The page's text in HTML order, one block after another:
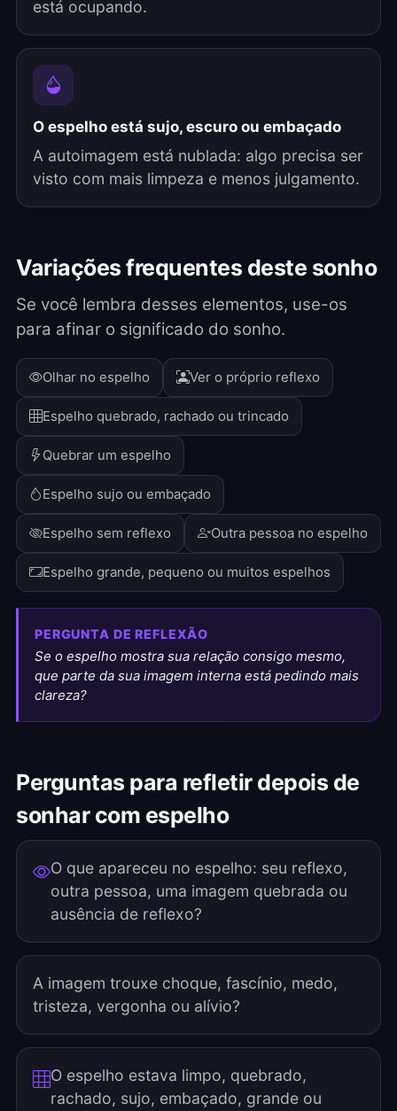
está ocupando.
O espelho está sujo, escuro ou embaçado
A autoimagem está nublada: algo precisa ser
visto com mais limpeza e menos julgamento.
Variações frequentes deste sonho
Se você lembra desses elementos, use-os
para afinar o significado do sonho.
Olhar no espelho Ver o próprio reflexo
Espelho quebrado, rachado ou trincado
Quebrar um espelho
Espelho sujo ou embaçado
Espelho sem reflexo Outra pessoa no espelho
Espelho grande, pequeno ou muitos espelhos
PERGUNTA DE REFLEXÃO
Se o espelho mostra sua relação consigo mesmo,
que parte da sua imagem interna está pedindo mais
clareza?
Perguntas para refletir depois de
sonhar com espelho
O que apareceu no espelho: seu reflexo,
outra pessoa, uma imagem quebrada ou
ausência de reflexo?
A imagem trouxe choque, fascínio, medo,
tristeza, vergonha ou alívio?
O espelho estava limpo, quebrado,
rachado, sujo, embaçado, grande ou